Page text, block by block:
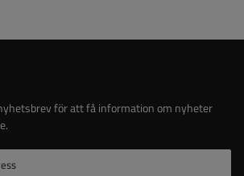
för att få information om nyheter